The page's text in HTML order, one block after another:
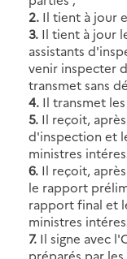
2. Il tient à jour
3. Il tient à jour
assistants
venir inspecter
transmet sans
4. Il transmet
5. Il reçoit,
d'inspection et
ministres
6. Il reçoit,
le rapport
rapport final et
ministres
7. Il signe avec
préparés par